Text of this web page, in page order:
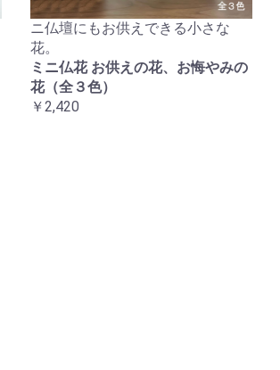
ニ仏壇にもお供えできる小さな
花。
ミニ仏花 お供えの花、お悔やみの
花（全３色）
￥2,420